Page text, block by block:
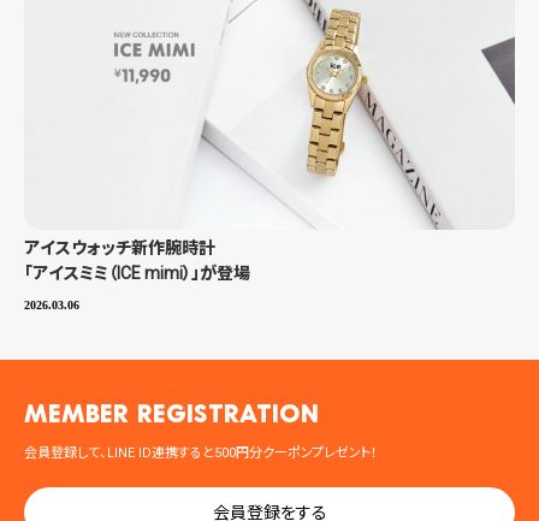
アイスウォッチ新作腕時計
「アイスミミ（ICE mimi）」が登場
2026.03.06
MEMBER registration
会員登録して、LINE ID連携すると500円分クーポンプレゼント！
会員登録をする